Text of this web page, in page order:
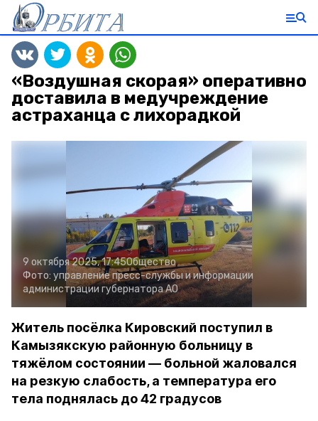
«Воздушная скорая» оперативно
доставила в медучреждение
астраханца с лихорадкой
9 октября 2025, 17:45Общество
Фото: управление пресс-службы и информации
администрации губернатора АО
Житель посёлка Кировский поступил в
Камызякскую районную больницу в
тяжёлом состоянии — больной жаловался
на резкую слабость, а температура его
тела поднялась до 42 градусов